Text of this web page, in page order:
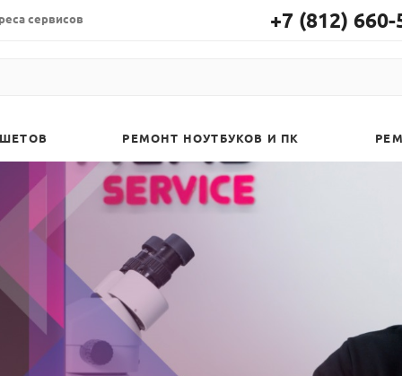
сервисов +7 (812) 660-
РЕМОНТ НОУТБУКОВ И ПК